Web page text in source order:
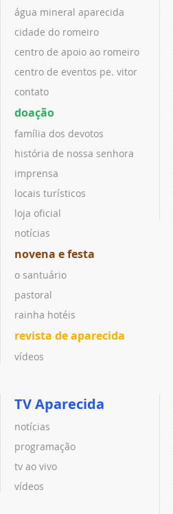
água mineral aparecida
cidade do romeiro
centro de apoio ao romeiro
centro de eventos pe. vitor
contato
doação
família dos devotos
história de nossa senhora
imprensa
locais turísticos
loja oficial
notícias
novena e festa
o santuário
pastoral
rainha hotéis
revista de aparecida
vídeos
TV Aparecida
notícias
programação
tv ao vivo
vídeos